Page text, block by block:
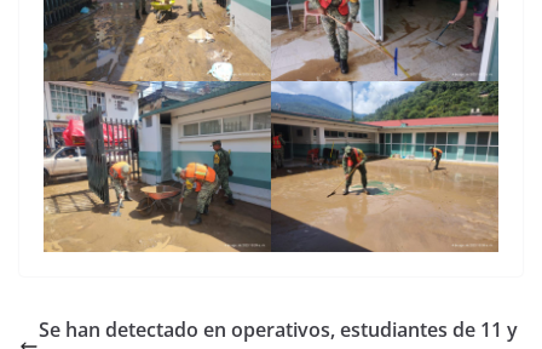
Se han detectado en operativos, estudiantes de 11 y